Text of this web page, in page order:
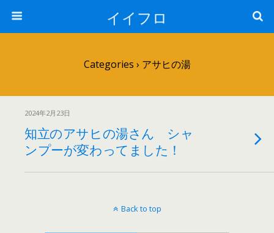
イイフロ
Categories › アサヒの湯
2024年2月23日
知立のアサヒの湯さん シャ
ンプーが変わってました！
Back to top